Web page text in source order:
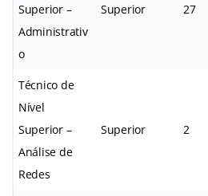
Superior –
Administrativ
o
Superior 27
Técnico de
Nível
Superior –
Análise de
Redes
Superior 2